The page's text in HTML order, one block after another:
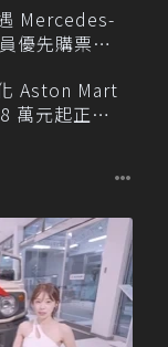
Mercedes-
優先購票維
Aston Mart
萬元起正式